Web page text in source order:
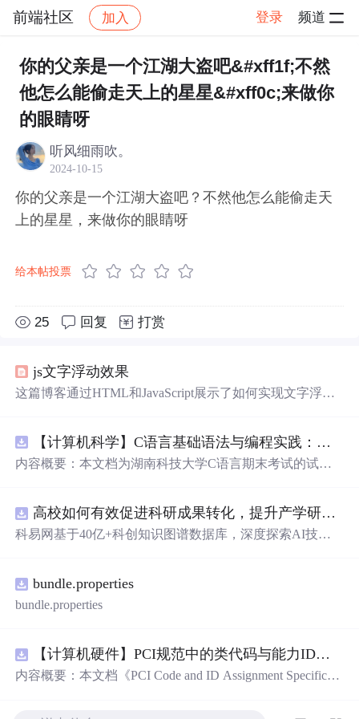
前端社区 加入 登录 频道
社区 前端社区 感慨 帖子详情
你的父亲是一个江湖大盗吧&#xff1f;不然
他怎么能偷走天上的星星&#xff0c;来做你
的眼睛呀
听风细雨吹。
2024-10-15
你的父亲是一个江湖大盗吧？不然他怎么能偷走天
上的星星，来做你的眼睛呀
给本帖投票
25 回复 打赏
js文字浮动效果
这篇博客通过HTML和JavaScript展示了如何实现文字浮动
在页面上随机飘动的视觉效果。此外，文中还包含了对CS
S样式和JavaScript事件监听的运用，增加了互动性和趣味
【计算机科学】C语言基础语法与编程实践：湖南科技大学期末考试核心知识点解析
内容概要：本文档为湖南科技大学C语言期末考试的试题
循环）、数组、字符串处理、函数定义与调用、指针初步
等内容。题目形式为单项选择题，每道题后附有正确答
业学习C语言课程的学生，特别是准备期末考试或需要强
化基础知识的初学者。; 使用场景及目标：①用于考前复
习，检验对C语言核心概念的掌握程度；②辅助教师出题
辑分析能力。; 阅读建议：建议结合教材和上机实践进行练
习，重点关注易错题和涉及复杂逻辑控制的题目，理解每
道题背后的程序执行流程，以达到真正掌握语言特性的目
高校如何有效促进科研成果转化，提升产学研合作效率？.docx
科易网基于40亿+科创知识图谱数据库，深度探索AI技术
新领域的AI+数智化解决方案，推动科技创新与产业创新
智能化发展。
bundle.properties
bundle.properties
【计算机硬件】PCI规范中的类代码与能力ID分配：设备功能分类及扩展能力标识系统设计
内容概要：本文档《PCI Code and ID Assignment Specificati